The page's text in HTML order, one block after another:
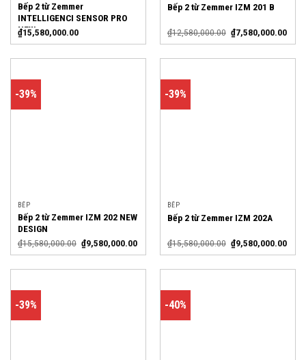
Bếp 2 từ Zemmer
INTELLIGENCI SENSOR PRO
NEW
₫15,580,000.00
Bếp 2 từ Zemmer IZM 201 B
₫12,580,000.00 ₫7,580,000.00
-39%
BẾP
Bếp 2 từ Zemmer IZM 202 NEW
DESIGN
₫15,580,000.00 ₫9,580,000.00
-39%
BẾP
Bếp 2 từ Zemmer IZM 202A
₫15,580,000.00 ₫9,580,000.00
-39% -40%